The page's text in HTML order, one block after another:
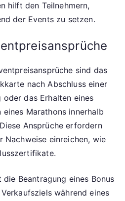
hilft den Teilnehmern,
der Events zu setzen.
sind das
nach Abschluss einer
oder das Erhalten eines
eines Marathons innerhalb
Ansprüche erfordern
Nachweise einreichen, wie
Beantragung eines Bonus
während eines